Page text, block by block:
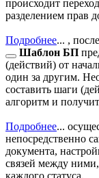
происходит
разделением прав
Подробнее... , после
Шаблон БП
(действий) от
один за другим.
составить шаги
алгоритм и
Подробнее...
непосредственно
документа,
связей между
каждого статуса.